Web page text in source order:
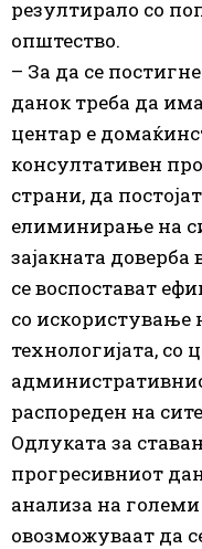
резултирало со
општество.
– За да се
данок треба да
центар е
консултативен
страни, да
елиминирање на
зајакната
се воспостават
со искористување
технологијата,
распореден на
Oдлуката за
прогресивниот
анализа на
овозможуваат да